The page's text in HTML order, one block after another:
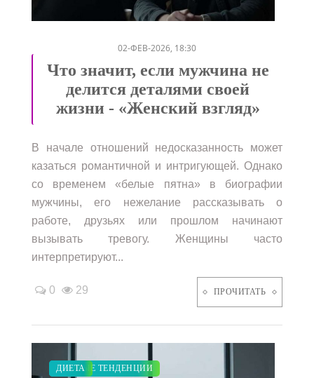
02-ФЕВ-2026, 18:30
Что значит, если мужчина не
делится деталями своей
жизни - «Женский взгляд»
В начале отношений недосказанность может
казаться романтичной и интригующей. Однако
со временем «белые пятна» в биографии
мужчины, его нежелание рассказывать о
работе, друзьях или прошлом начинают
вызывать тревогу. Женщины часто
интерпретируют...
0 29 ПРОЧИТАТЬ
ПОКАЗЫ
МОДНЫЕ ТЕНДЕНЦИИ
ДИЕТА